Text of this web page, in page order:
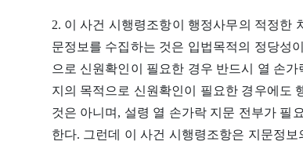
2. 이 사건 시행령조항이 행정사무의 적정한
문정보를 수집하는 것은 입법목적의 정당성
으로 신원확인이 필요한 경우 반드시 열 손
지의 목적으로 신원확인이 필요한 경우에도
것은 아니며, 설령 열 손가락 지문 전부가 필
한다. 그런데 이 사건 시행령조항은 지문정